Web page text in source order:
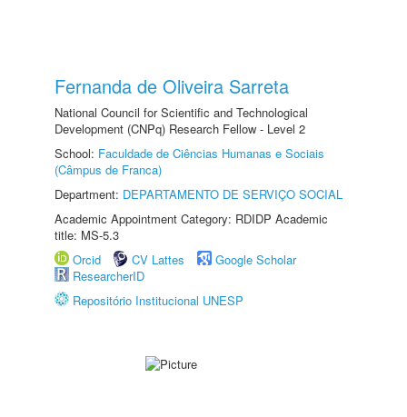
Fernanda de Oliveira Sarreta
National Council for Scientific and Technological
Development (CNPq) Research Fellow - Level 2
School: Faculdade de Ciências Humanas e Sociais
(Câmpus de Franca)
Department: DEPARTAMENTO DE SERVIÇO SOCIAL
Academic Appointment Category: RDIDP Academic
title: MS-5.3
Orcid
CV Lattes
Google Scholar
ResearcherID
Repositório Institucional UNESP